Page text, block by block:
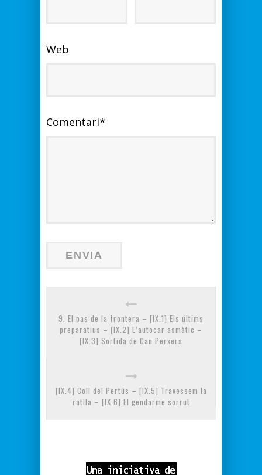
Web
Comentari*
9. El pas de la frontera – [IX.1] Els últims
preparatius – [IX.2] L’autocar asmàtic –
[IX.3] Sortida de Can Perxers
[IX.4] Coll del Pertús – [IX.5] Travessem la
ratlla – [IX.6] El gendarme sorrut